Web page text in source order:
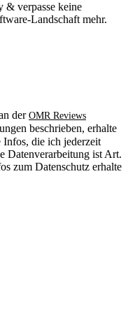
verpasse keine
Landschaft mehr.
derOMR Reviews
beschrieben, erhalte
die ich jederzeit
Datenverarbeitung ist Art.
zum Datenschutz erhalte